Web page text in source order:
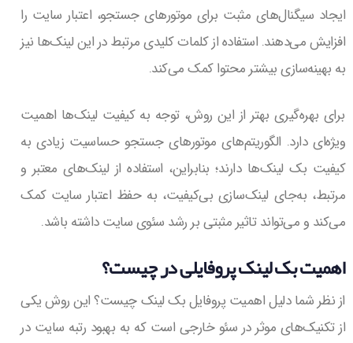
ایجاد سیگنال‌های مثبت برای موتورهای جستجو، اعتبار سایت را
افزایش می‌دهند. استفاده از کلمات کلیدی مرتبط در این لینک‌ها نیز
به بهینه‌سازی بیشتر محتوا کمک می‌کند.
برای بهره‌گیری بهتر از این روش، توجه به کیفیت لینک‌ها اهمیت
ویژه‌ای دارد. الگوریتم‌های موتورهای جستجو حساسیت زیادی به
کیفیت بک لینک‌ها دارند؛ بنابراین، استفاده از لینک‌های معتبر و
مرتبط، به‌جای لینک‌سازی بی‌کیفیت، به حفظ اعتبار سایت کمک
می‌کند و می‌تواند تاثیر مثبتی بر رشد سئوی سایت داشته باشد.
اهمیت بک لینک پروفایلی در چیست؟
از نظر شما دلیل اهمیت پروفایل بک لینک چیست؟ این روش یکی
از تکنیک‌های موثر در سئو خارجی است که به بهبود رتبه سایت در